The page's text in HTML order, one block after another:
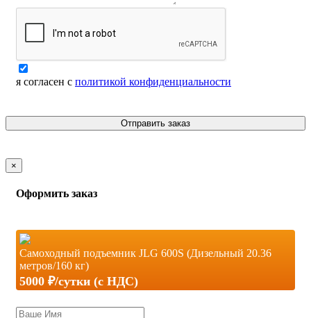
я согласен с политикой конфиденциальности
Отправить заказ
×
Оформить заказ
Самоходный подъемник JLG 600S (Дизельный 20.36
метров/160 кг)
5000 ₽/сутки (c НДС)